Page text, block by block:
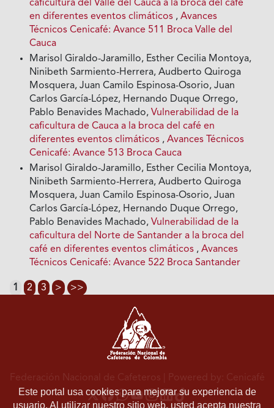
caficultura del Valle del Cauca a la broca del café
en diferentes eventos climáticos ,Avances
Técnicos Cenicafé: Avance 511 Broca Valle del
Cauca
Marisol Giraldo-Jaramillo, Esther Cecilia Montoya,
Ninibeth Sarmiento-Herrera, Audberto Quiroga
Mosquera, Juan Camilo Espinosa-Osorio, Juan
Carlos García-López, Hernando Duque Orrego,
Pablo Benavides Machado,Vulnerabilidad de la
caficultura de Cauca a la broca del café en
diferentes eventos climáticos ,Avances Técnicos
Cenicafé: Avance 513 Broca Cauca
Marisol Giraldo-Jaramillo, Esther Cecilia Montoya,
Ninibeth Sarmiento-Herrera, Audberto Quiroga
Mosquera, Juan Camilo Espinosa-Osorio, Juan
Carlos García-López, Hernando Duque Orrego,
Pablo Benavides Machado,Vulnerabilidad de la
caficultura del Norte de Santander a la broca del
café en diferentes eventos climáticos ,Avances
Técnicos Cenicafé: Avance 522 Broca Santander
1 2 3 > >>
Este portal usa cookies para mejorar su experiencia de
usuario. Al utilizar nuestro sitio web, usted acepta nuestra
Federación Nacional de Cafeteros | Powered by: Cenicafé